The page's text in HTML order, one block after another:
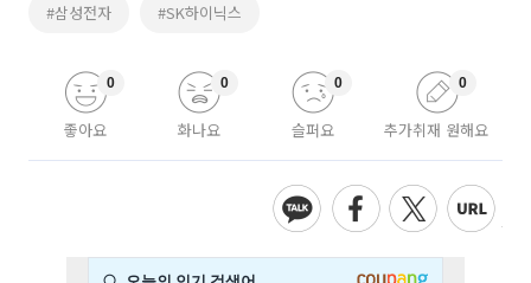
#삼성전자 #SK하이닉스
좋아요
0
화나요
0
슬퍼요
0
추가취재 원해요
0